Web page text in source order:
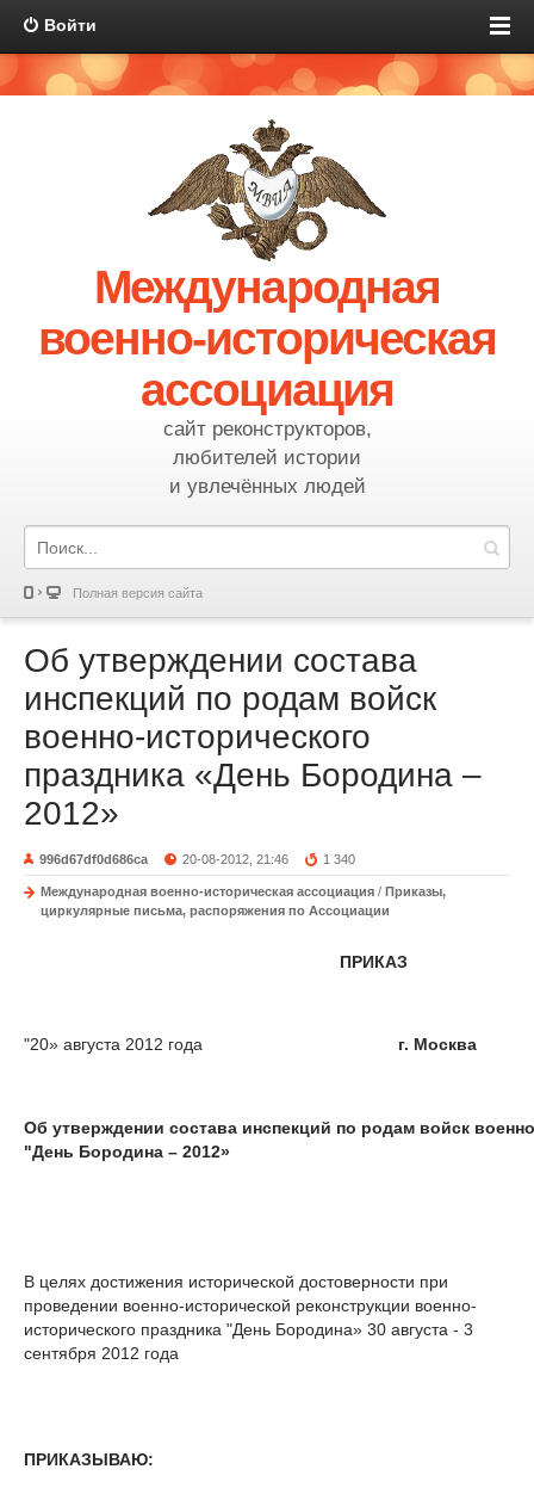
Войти
Международная
военно-историческая
ассоциация
сайт реконструкторов,
любителей истории
и увлечённых людей
Полная версия сайта
Об утверждении состава
инспекций по родам войск
военно-исторического
праздника «День Бородина –
2012»
996d67df0d686ca 20-08-2012, 21:46 1 340
Международная военно-историческая ассоциация / Приказы,
циркулярные письма, распоряжения по Ассоциации
ПРИКАЗ
"20» августа 2012 года г. Москва
Об утверждении состава инспекций по родам войск
"День Бородина – 2012»
В целях достижения исторической достоверности при
проведении военно-исторической реконструкции военно-
исторического праздника "День Бородина» 30 августа - 3
сентября 2012 года
ПРИКАЗЫВАЮ: